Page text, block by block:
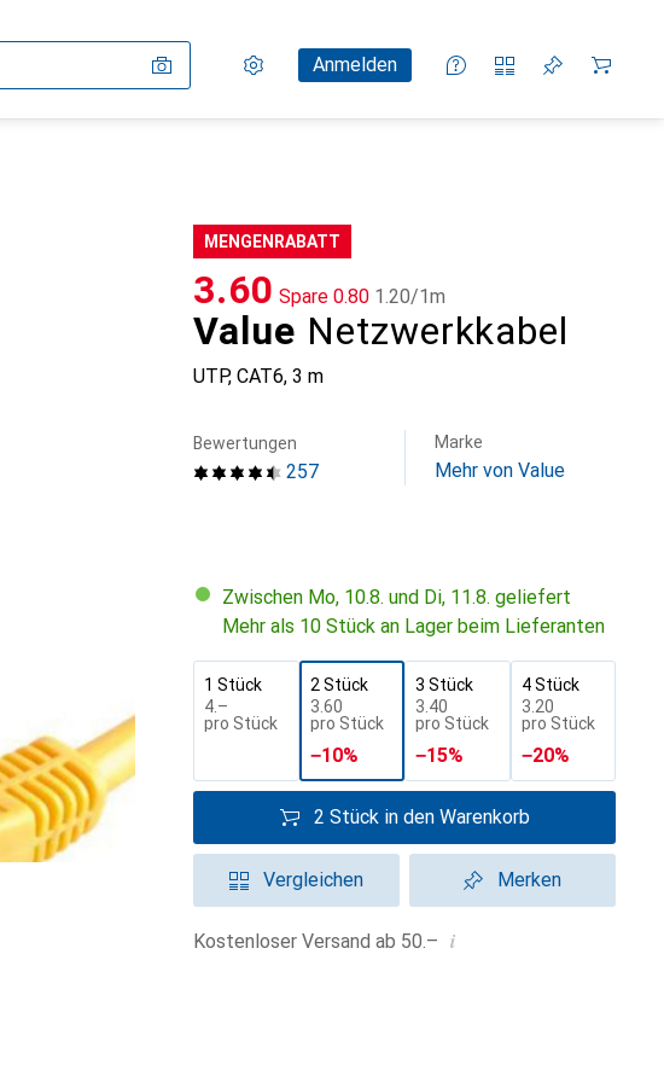
Einstellungen
KundenkontoAnmelden
Vergleichslisten
Merklisten
Warenkorb
MENGENRABATT
Value Netzwerkkabel
UTP, CAT6, 3 m
CHF
3.60 Spare CHF
0.80 CHF
1.20/1m
257
Bewertungen Marke
Mehr von Value
Zwischen Mo, 10.8. und Di, 11.8. geliefert
Mehr als 10 Stück an Lager beim Lieferanten
1 Stück
CHF
4.–
pro Stück
2 Stück
CHF
3.60
pro Stück
−10%
3 Stück
CHF
3.40
pro Stück
−15%
4 Stück
CHF
3.20
pro Stück
−20%
2 Stück in den Warenkorb
Vergleichen Merken
Kostenloser Versand ab 50.– i